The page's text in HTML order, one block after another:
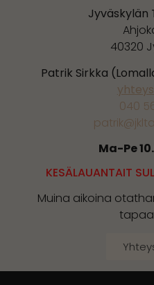
Jyväskylän
40320
Patrik Sirkka
040
Ma-Pe
KESÄLAUANTAIT
Muina aikoina